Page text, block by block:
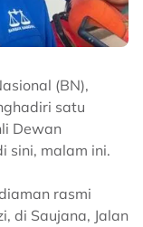
(BN),
satu
Dewan
sini, malam ini.
rasmi
di Saujana, Jalan